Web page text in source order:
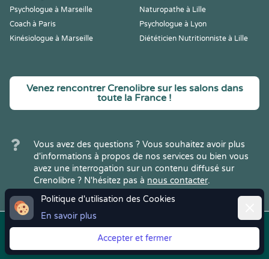
Politique d'utilisation des Cookies
En savoir plus
Accepter et fermer
Psychologue à Marseille
Naturopathe à Lille
Coach à Paris
Psychologue à Lyon
Kinésiologue à Marseille
Diététicien Nutritionniste à Lille
Venez rencontrer Crenolibre sur les salons dans
toute la France !
Vous avez des questions ? Vous souhaitez avoir plus
d'informations à propos de nos services ou bien vous
avez une interrogation sur un contenu diffusé sur
Crenolibre ? N'hésitez pas à nous contacter.
Copyright © 2022Crenolibre, tous
Mentions
Légales
| CGV | RGPD